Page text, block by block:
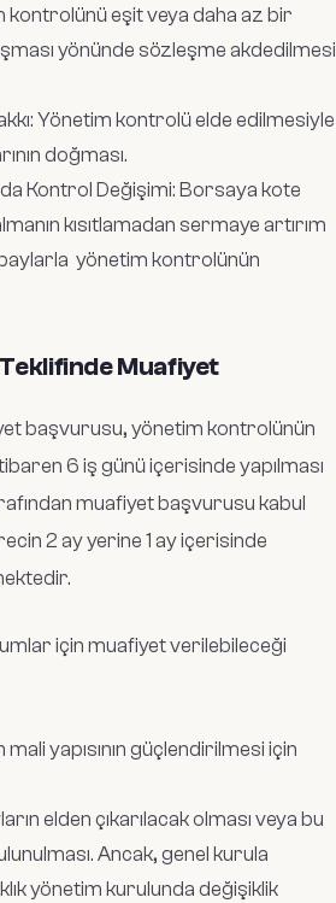
kontrolünü eşit veya daha az bir
yönünde sözleşme akdedilmesi
Yönetim kontrolü elde edilmesiyle
doğması.
Kontrol Değişimi: Borsaya kote
kısıtlamadan sermaye artırım
yönetim kontrolünün
Muafiyet
başvurusu, yönetim kontrolünün
6 iş günü içerisinde yapılması
muafiyet başvurusu kabul
2 ay yerine 1 ay içerisinde
için muafiyet verilebileceği
yapısının güçlendirilmesi için
elden çıkarılacak olması veya bu
Ancak, genel kurula
yönetim kurulunda değişiklik